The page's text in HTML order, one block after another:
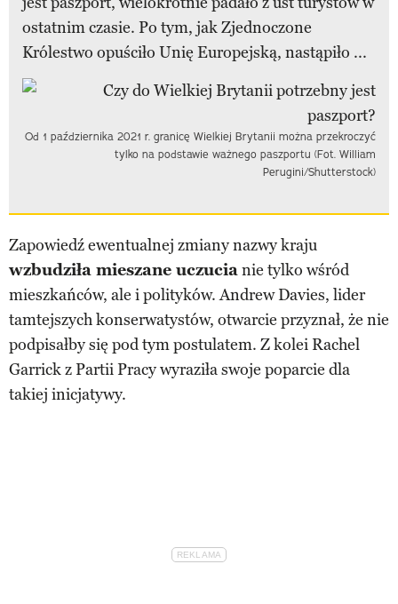
ostatnim czasie. Po tym, jak Zjednoczone
Królestwo opuściło Unię Europejską, nastąpiło ...
Od 1 października 2021 r. granicę Wielkiej Brytanii można przekroczyć
tylko na podstawie ważnego paszportu (Fot. William
Perugini/Shutterstock)
Zapowiedź ewentualnej zmiany nazwy kraju
wzbudziła mieszane uczucianie tylko wśród
mieszkańców, ale i polityków. Andrew Davies, lider
tamtejszych konserwatystów, otwarcie przyznał, że nie
podpisałby się pod tym postulatem. Z kolei Rachel
Garrick z Partii Pracy wyraziła swoje poparcie dla
takiej inicjatywy.